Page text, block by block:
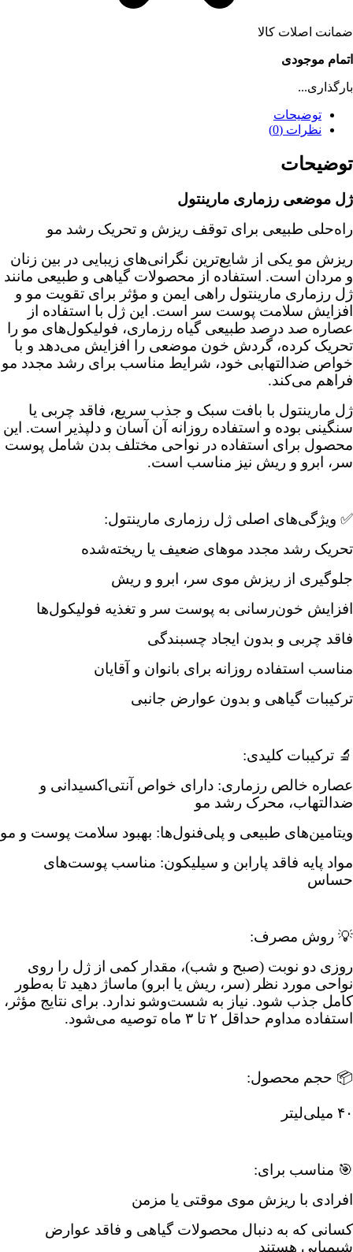
ضمانت اصلات کالا
اتمام موجودی
بارگذاری...
توضیحات
نظرات (0)
توضیحات
ژل موضعی رزماری مارینتول
راه‌حلی طبیعی برای توقف ریزش و تحریک رشد مو
ریزش مو یکی از شایع‌ترین نگرانی‌های زیبایی در بین زنان
و مردان است. استفاده از محصولات گیاهی و طبیعی مانند
ژل رزماری مارینتول راهی ایمن و مؤثر برای تقویت مو و
افزایش سلامت پوست سر است. این ژل با استفاده از
عصاره صد درصد طبیعی گیاه رزماری، فولیکول‌های مو را
تحریک کرده، گردش خون موضعی را افزایش می‌دهد و با
خواص ضدالتهابی خود، شرایط مناسب برای رشد مجدد مو
فراهم می‌کند.
ژل مارینتول با بافت سبک و جذب سریع، فاقد چربی یا
سنگینی بوده و استفاده روزانه آن آسان و دلپذیر است. این
محصول برای استفاده در نواحی مختلف بدن شامل پوست
سر، ابرو و ریش نیز مناسب است.
✅ ویژگی‌های اصلی ژل رزماری مارینتول:
تحریک رشد مجدد موهای ضعیف یا ریخته‌شده
جلوگیری از ریزش موی سر، ابرو و ریش
افزایش خون‌رسانی به پوست سر و تغذیه فولیکول‌ها
فاقد چربی و بدون ایجاد چسبندگی
مناسب استفاده روزانه برای بانوان و آقایان
ترکیبات گیاهی و بدون عوارض جانبی
🔬 ترکیبات کلیدی:
عصاره خالص رزماری: دارای خواص آنتی‌اکسیدانی و
ضدالتهاب، محرک رشد مو
ویتامین‌های طبیعی و پلی‌فنول‌ها: بهبود سلامت پوست و مو
مواد پایه فاقد پارابن و سیلیکون: مناسب پوست‌های
حساس
💡 روش مصرف:
روزی دو نوبت (صبح و شب)، مقدار کمی از ژل را روی
نواحی مورد نظر (سر، ریش یا ابرو) ماساژ دهید تا به‌طور
کامل جذب شود. نیاز به شست‌وشو ندارد. برای نتایج مؤثر،
استفاده مداوم حداقل ۲ تا ۳ ماه توصیه می‌شود.
📦 حجم محصول:
۴۰ میلی‌لیتر
🎯 مناسب برای:
افرادی با ریزش موی موقتی یا مزمن
کسانی که به دنبال محصولات گیاهی و فاقد عوارض
شیمیایی هستند